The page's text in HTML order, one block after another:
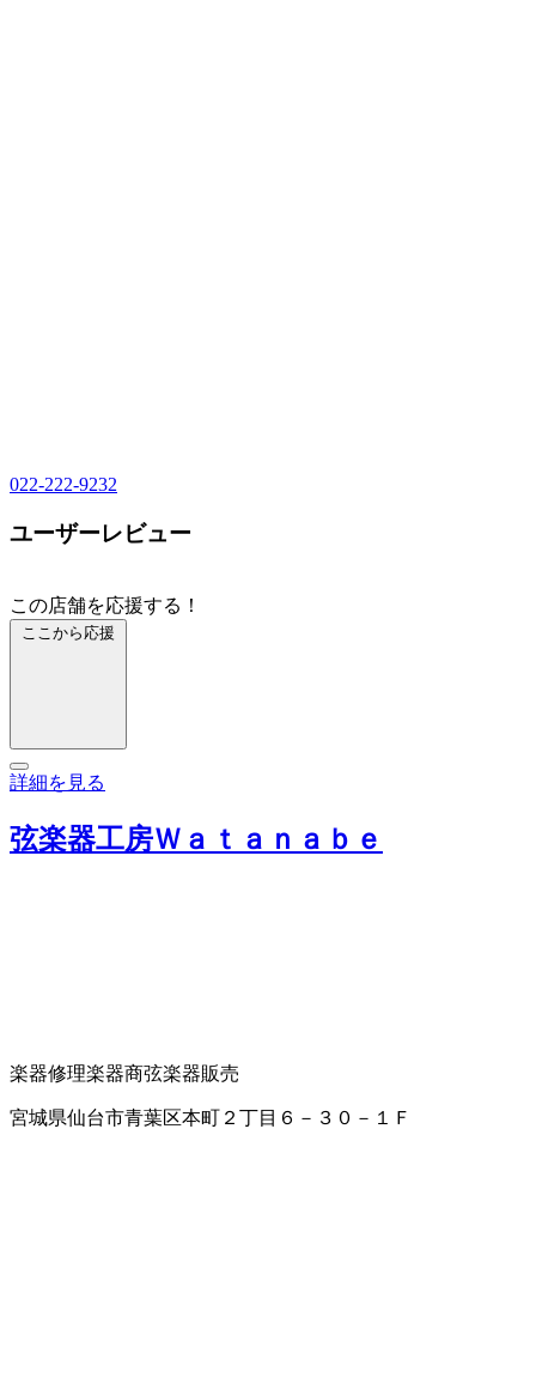
022-222-9232
ユーザーレビュー
この店舗を応援する！
ここから応援
詳細を見る
弦楽器工房Ｗａｔａｎａｂｅ
楽器修理楽器商弦楽器販売
宮城県仙台市青葉区本町２丁目６－３０－１Ｆ